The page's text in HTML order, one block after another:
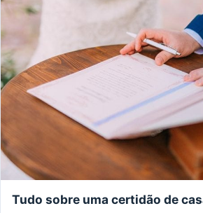
Tudo sobre uma certidão de